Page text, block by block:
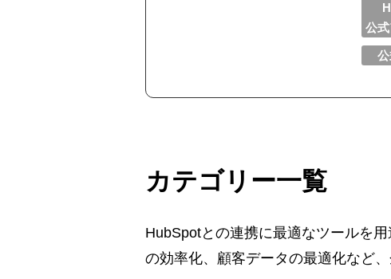
公
カテゴリー一覧
HubSpotとの連携に最適なツールを
の効率化、顧客データの最適化など